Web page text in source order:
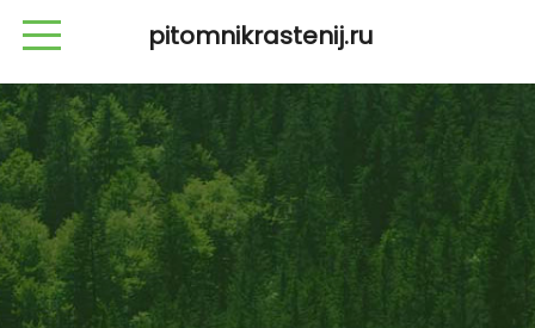
pitomnikrastenij.ru